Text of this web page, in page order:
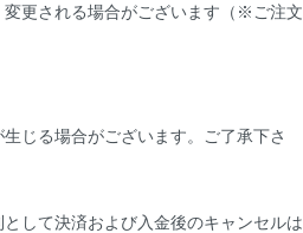
更される場合がございます（※ご注文
じる場合がございます。ご了承下さ
して決済および入金後のキャンセルは